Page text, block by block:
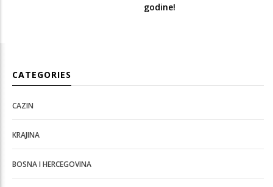
godine!
CATEGORIES
CAZIN
KRAJINA
BOSNA I HERCEGOVINA